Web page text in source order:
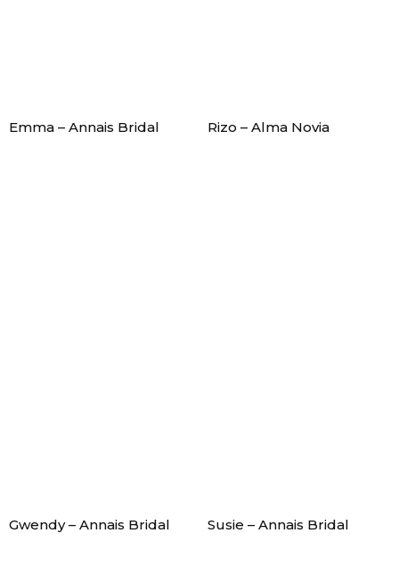
Emma – Annais Bridal Rizo – Alma Novia
Gwendy – Annais Bridal Susie – Annais Bridal